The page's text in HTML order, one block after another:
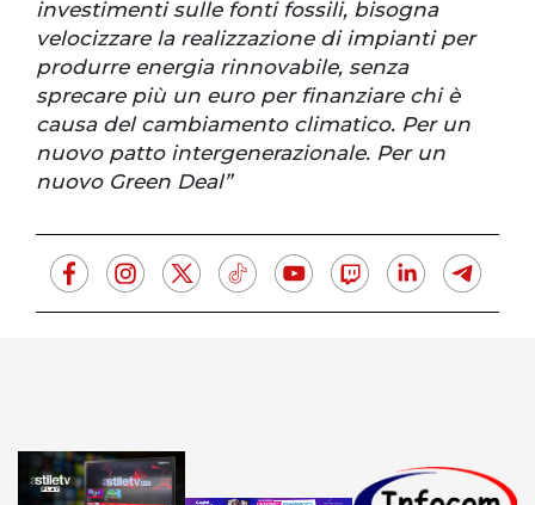
investimenti sulle fonti fossili, bisogna
velocizzare la realizzazione di impianti per
produrre energia rinnovabile, senza
sprecare più un euro per finanziare chi è
causa del cambiamento climatico. Per un
nuovo patto intergenerazionale. Per un
nuovo Green Deal”